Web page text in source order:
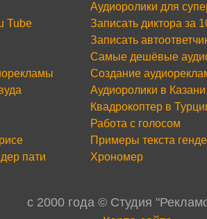
Tube
пати
Аудиоролики для
Записать диктора за
Записать
Самые дешёвые
Создание
Аудиоролики в Казани
Квадрокоптер в
Работа с голосом
Примеры текста
Хрономер
c 2000 года © Студия